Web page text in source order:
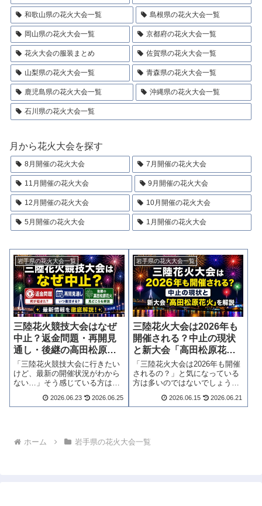
和歌山県の花火大会一覧 島根県の花火大会一覧
岡山県の花火大会一覧 京都府の花火大会一覧
花火大会の服装まとめ 佐賀県の花火大会一覧
山梨県の花火大会一覧 青森県の花火大会一覧
鹿児島県の花火大会一覧 沖縄県の花火大会一覧
石川県の花火大会一覧
月から花火大会を探す
8月開催の花火大会 7月開催の花火大会
11月開催の花火大会 9月開催の花火大会
12月開催の花火大会 10月開催の花火大会
5月開催の花火大会 1月開催の花火大会
岩手県の花火大会一覧
三陸花火競技大会はなぜ
中止？返金問題・再開見
通し・後継の高田松原花
火を解説
「三陸花火競技大会に行きたい
けど、最新の開催状況がわから
ない…」そう感じている方は多
からお伝えすると、三陸花火競
金問題の実態...
2026.06.23 2026.06.25
岩手県の花火大会一覧
三陸花火大会は2026年も
開催される？中止の現状
と新大会「高田松原花
火」を解説
「三陸花火大会は2026年も開催
されるの？」と気になっている
方は多いのではないでしょう
来の三陸花火大会は2025年に中
田松原花火...
2026.06.15 2026.06.21
ホーム 岩手県の花火大会一覧